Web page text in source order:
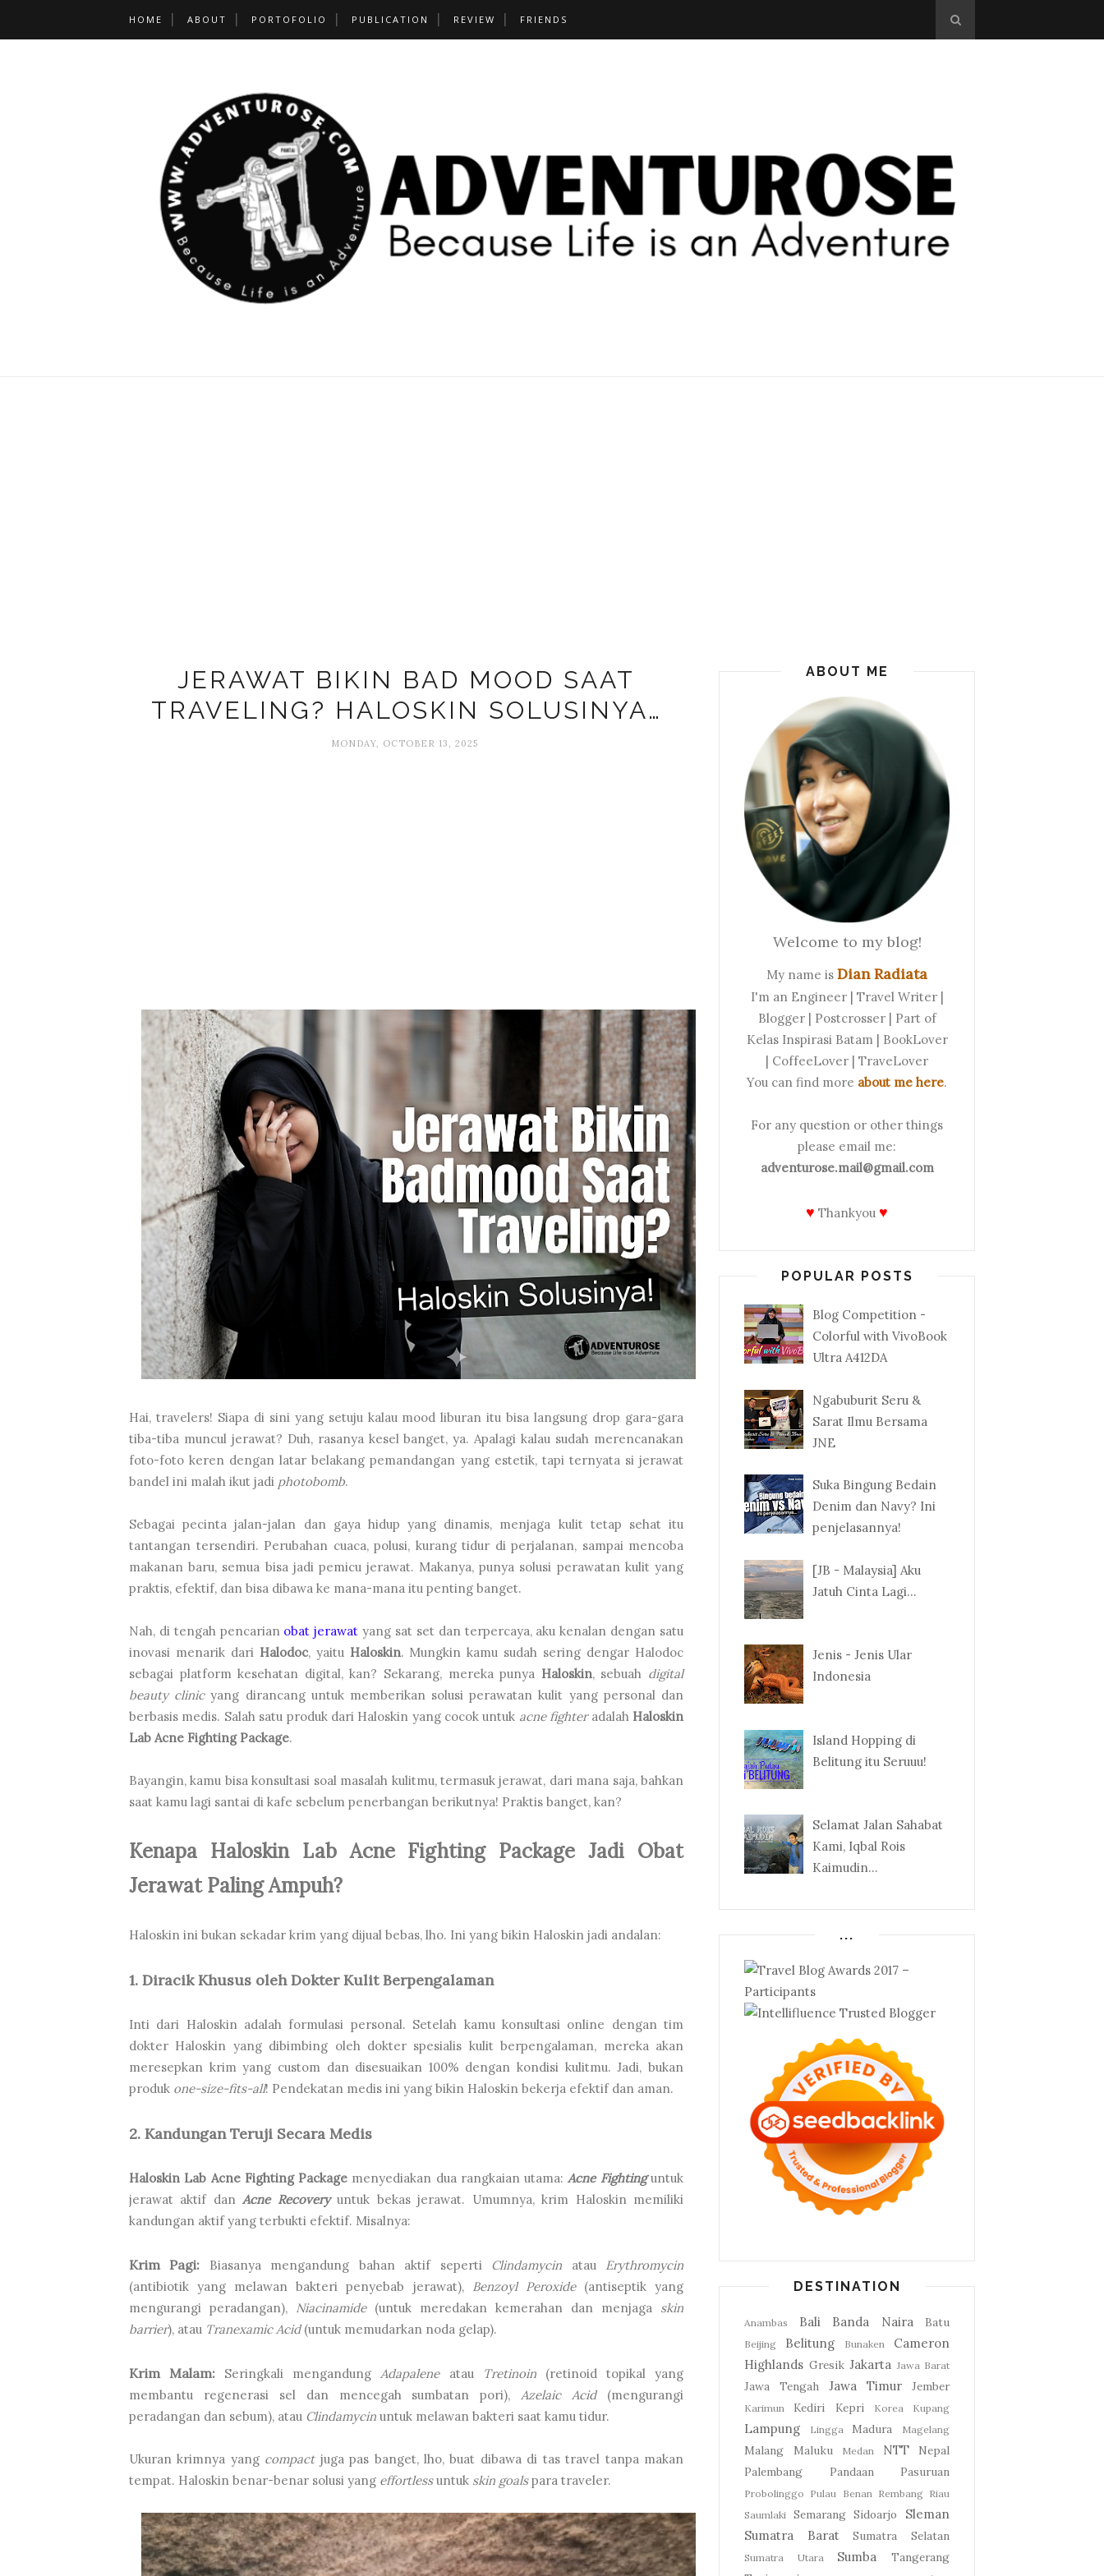
HOME ABOUT PORTOFOLIO PUBLICATION REVIEW FRIENDS
JERAWAT BIKIN BAD MOOD SAAT
TRAVELING? HALOSKIN SOLUSINYA…
MONDAY, OCTOBER 13, 2025
Hai, travelers! Siapa di sini yang setuju kalau mood liburan itu bisa langsung drop gara-gara
tiba-tiba muncul jerawat? Duh, rasanya kesel banget, ya. Apalagi kalau sudah merencanakan
foto-foto keren dengan latar belakang pemandangan yang estetik, tapi ternyata si jerawat
bandel ini malah ikut jadi photobomb.
Sebagai pecinta jalan-jalan dan gaya hidup yang dinamis, menjaga kulit tetap sehat itu
tantangan tersendiri. Perubahan cuaca, polusi, kurang tidur di perjalanan, sampai mencoba
makanan baru, semua bisa jadi pemicu jerawat. Makanya, punya solusi perawatan kulit yang
praktis, efektif, dan bisa dibawa ke mana-mana itu penting banget.
Nah, di tengah pencarian obat jerawat yang sat set dan terpercaya, aku kenalan dengan satu
inovasi menarik dari Halodoc, yaitu Haloskin. Mungkin kamu sudah sering dengar Halodoc
sebagai platform kesehatan digital, kan? Sekarang, mereka punya Haloskin, sebuah digital
beauty clinicyang dirancang untuk memberikan solusi perawatan kulit yang personal dan
berbasis medis. Salah satu produk dari Haloskin yang cocok untuk acne fighteradalah Haloskin
Lab Acne Fighting Package.
Bayangin, kamu bisa konsultasi soal masalah kulitmu, termasuk jerawat, dari mana saja, bahkan
saat kamu lagi santai di kafe sebelum penerbangan berikutnya! Praktis banget, kan?
Kenapa Haloskin Lab Acne Fighting Package Jadi Obat
Jerawat Paling Ampuh?
Haloskin ini bukan sekadar krim yang dijual bebas, lho. Ini yang bikin Haloskin jadi andalan:
1. Diracik Khusus oleh Dokter Kulit Berpengalaman
Inti dari Haloskin adalah formulasi personal. Setelah kamu konsultasi online dengan tim
dokter Haloskin yang dibimbing oleh dokter spesialis kulit berpengalaman, mereka akan
meresepkan krim yang custom dan disesuaikan 100% dengan kondisi kulitmu. Jadi, bukan
produk one-size-fits-all! Pendekatan medis ini yang bikin Haloskin bekerja efektif dan aman.
2. Kandungan Teruji Secara Medis
Haloskin Lab Acne Fighting Package menyediakan dua rangkaian utama:Acne Fightinguntuk
jerawat aktif danAcne Recoveryuntuk bekas jerawat. Umumnya, krim Haloskin memiliki
kandungan aktif yang terbukti efektif. Misalnya:
Krim Pagi: Biasanya mengandung bahan aktif seperti Clindamycin atau
Erythromycin
(antibiotik yang melawan bakteri penyebab jerawat),
Benzoyl Peroxide(antiseptik yang
mengurangi peradangan),
Niacinamide(untuk meredakan kemerahan dan menjaga skin
barrier), atau Tranexamic Acid(untuk memudarkan noda gelap).
Krim Malam: Seringkali mengandung Adapaleneatau Tretinoin(retinoid topikal yang
membantu regenerasi sel dan mencegah sumbatan pori), Azelaic Acid(mengurangi
peradangan dan sebum), atau Clindamycin untuk melawan bakteri saat kamu tidur.
Ukuran krimnya yang compactjuga pas banget, lho, buat dibawa di tas travel tanpa makan
tempat. Haloskin benar-benar solusi yang effortlessuntuk skin goalspara traveler.
ABOUT ME
Welcome to my blog!
My name is Dian Radiata
I'm an Engineer | Travel Writer |
Blogger | Postcrosser | Part of
Kelas Inspirasi Batam | BookLover
| CoffeeLover | TraveLover
You can find more about me here.
For any question or other things
please email me:
adventurose.mail@gmail.com
♥ Thankyou ♥
POPULAR POSTS
Blog Competition -
Colorful with VivoBook
Ultra A412DA
Ngabuburit Seru &
Sarat Ilmu Bersama
JNE
Suka Bingung Bedain
Denim dan Navy? Ini
penjelasannya!
[JB - Malaysia] Aku
Jatuh Cinta Lagi...
Jenis - Jenis Ular
Indonesia
Island Hopping di
Belitung itu Seruuu!
Selamat Jalan Sahabat
Kami, Iqbal Rois
Kaimudin...
...
DESTINATION
Anambas Bali Banda Naira Batu
Beijing Belitung Bunaken
Cameron
Highlands Gresik Jakarta Jawa Barat
Jawa Tengah Jawa Timur Jember
Karimun Kediri Kepri Korea Kupang
Lampung Lingga Madura Magelang
Malang Maluku Medan NTT
Nepal
Palembang
Pandaan Pasuruan
Probolinggo Pulau Benan Rembang Riau
Saumlaki Semarang Sidoarjo
Sleman
Sumatra Barat
Sumatra Selatan
Sumatra Utara Sumba
Tangerang